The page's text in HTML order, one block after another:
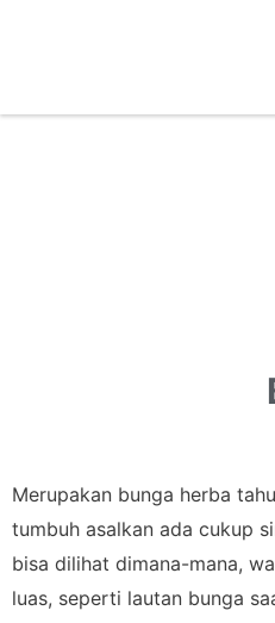
Merupakan bunga herba
tumbuh asalkan ada cukup
bisa dilihat dimana-mana,
luas, seperti lautan bunga